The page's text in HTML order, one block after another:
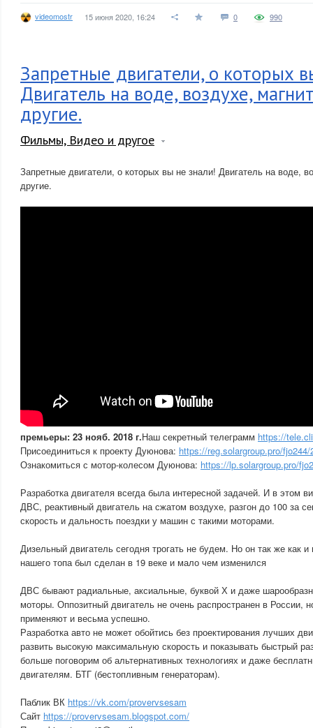
videomostr 15 июня 2020, 16:24 0 990
Запретные двигатели, о которых
Двигатель на воде, воздухе,
другие.
Фильмы, Видео и другое
Запретные двигатели, о которых вы не знали! Двигатель на воде,
другие.
премьеры: 23 нояб. 2018 г.Наш секретный телеграмм https://
Присоединиться к проекту Дуюнова: https://reg.solargroup.pro/fjo244/
Ознакомиться с мотор-колесом Дуюнова: https://lp.solargroup.pro/
Разработка двигателя всегда была интересной задачей. И в этом
ДВС, реактивный двигатель на сжатом воздухе, разгон до 100 за
скорость и дальность поездки у машин с такими моторами.
Дизельный двигатель сегодня трогать не будем. Но он так же как и
нашего топа был сделан в 19 веке и мало чем изменился
ДВС бывают радиальные, аксиальные, буквой Х и даже
моторы. Оппозитный двигатель не очень распространен в России,
применяют и весьма успешно.
Разработка авто не может обойтись без проектирования лучших
развить высокую максимальную скорость и показывать быстрый
больше поговорим об альтернативных технологиях и даже
двигателям. БТГ (бестопливным генераторам).
Паблик ВК https://vk.com/provervsesam
Сайт https://provervsesam.blogspot.com/